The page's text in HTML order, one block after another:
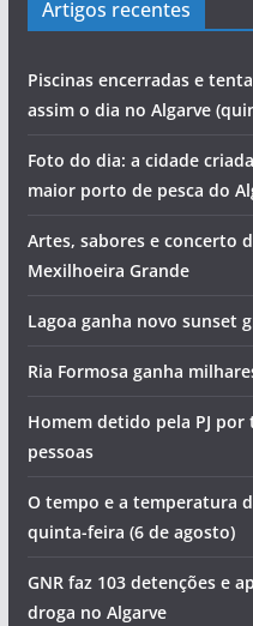
Artigos recentes
Piscinas encerradas e
assim o dia no Algarve
Foto do dia: a cidade
maior porto de pesca do
Artes, sabores e concerto
Mexilhoeira Grande
Lagoa ganha novo sunset
Ria Formosa ganha
Homem detido pela PJ
pessoas
O tempo e a temperatura
quinta-feira (6 de agosto)
GNR faz 103 detenções e
droga no Algarve